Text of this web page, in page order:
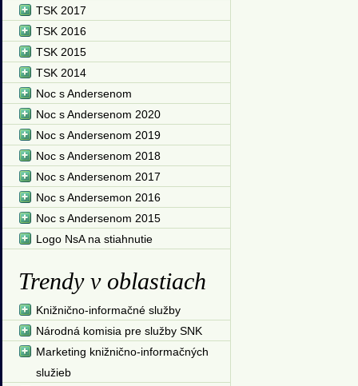
TSK 2017
TSK 2016
TSK 2015
TSK 2014
Noc s Andersenom
Noc s Andersenom 2020
Noc s Andersenom 2019
Noc s Andersenom 2018
Noc s Andersenom 2017
Noc s Andersemon 2016
Noc s Andersenom 2015
Logo NsA na stiahnutie
Trendy v oblastiach
Knižnično-informačné služby
Národná komisia pre služby SNK
Marketing knižnično-informačných
služieb